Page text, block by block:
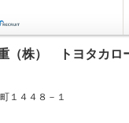
（株） トヨタカロ
１４４８－１